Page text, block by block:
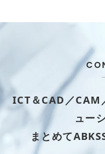
ICT＆CAD／CAM
ュー
まとめて